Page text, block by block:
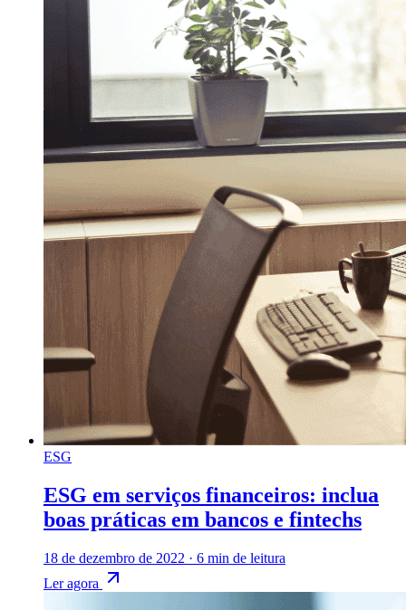
ESG
ESG em serviços financeiros: inclua
boas práticas em bancos e fintechs
18 de dezembro de 2022 · 6 min de leitura
Ler agora